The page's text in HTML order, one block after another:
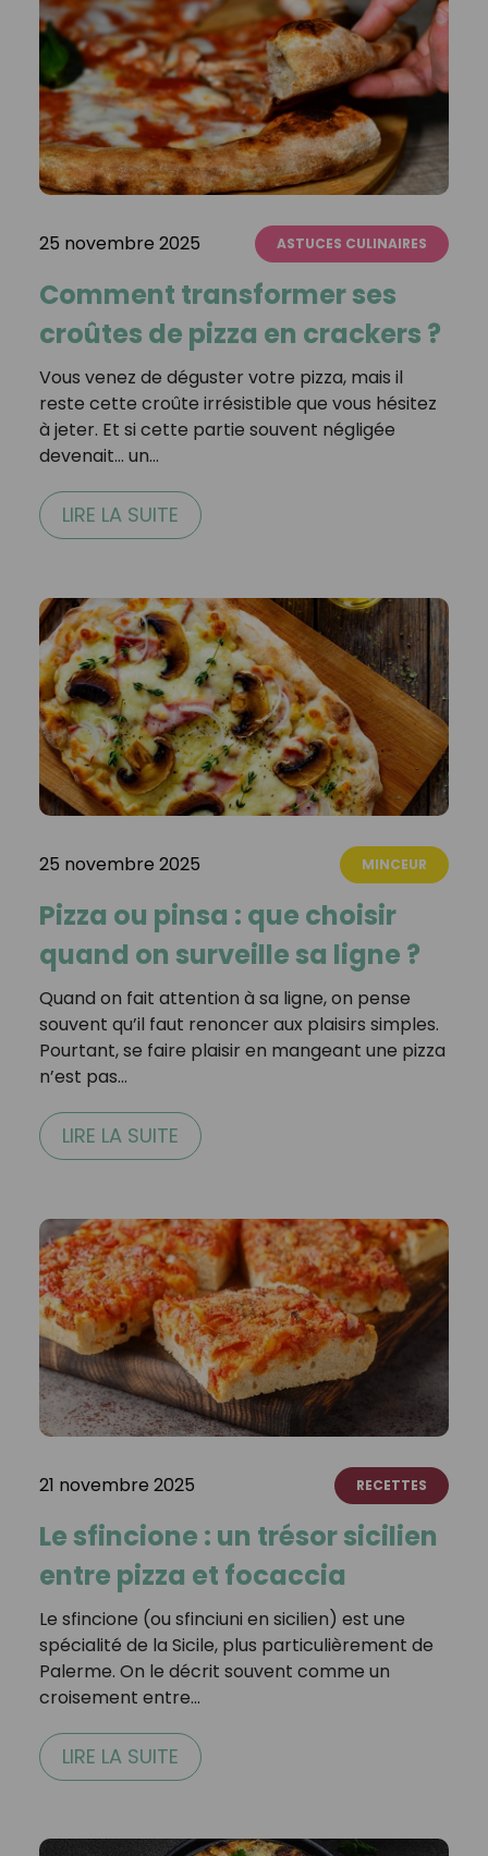
25 novembre 2025 ASTUCES CULINAIRES
Comment transformer ses
croûtes de pizza en crackers ?
Vous venez de déguster votre pizza, mais il
reste cette croûte irrésistible que vous hésitez
à jeter. Et si cette partie souvent négligée
devenait… un…
LIRE LA SUITE
25 novembre 2025 MINCEUR
Pizza ou pinsa : que choisir
quand on surveille sa ligne ?
Quand on fait attention à sa ligne, on pense
souvent qu’il faut renoncer aux plaisirs simples.
Pourtant, se faire plaisir en mangeant une pizza
n’est pas…
LIRE LA SUITE
21 novembre 2025 RECETTES
Le sfincione : un trésor sicilien
entre pizza et focaccia
Le sfincione (ou sfinciuni en sicilien) est une
spécialité de la Sicile, plus particulièrement de
Palerme. On le décrit souvent comme un
croisement entre…
LIRE LA SUITE